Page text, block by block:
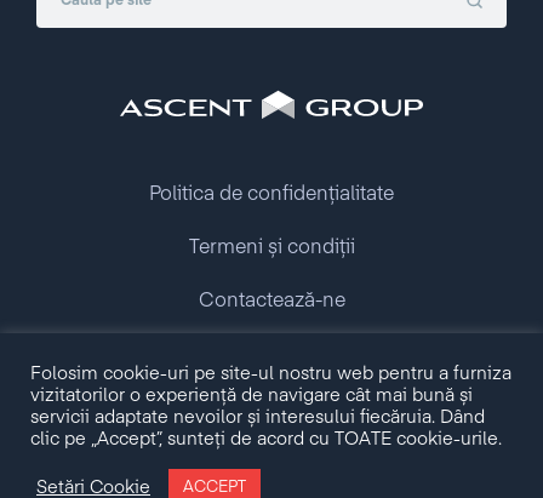
Copyright © 2009 - 2026 Ascent Group.
All rights reserved.
Politica de confidențialitate
Termeni și condiții
Contactează-ne
Folosim cookie-uri pe site-ul nostru web pentru a furniza
vizitatorilor o experiență de navigare cât mai bună și
servicii adaptate nevoilor și interesului fiecăruia. Dând
clic pe „Accept”, sunteți de acord cu TOATE cookie-urile.
Setări Cookie ACCEPT